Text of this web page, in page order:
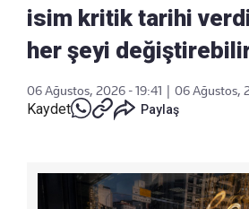
isim kritik tarihi
her şeyi
06 Ağustos, 2026 - 19:41 06 Ağustos,
Kaydet Paylaş